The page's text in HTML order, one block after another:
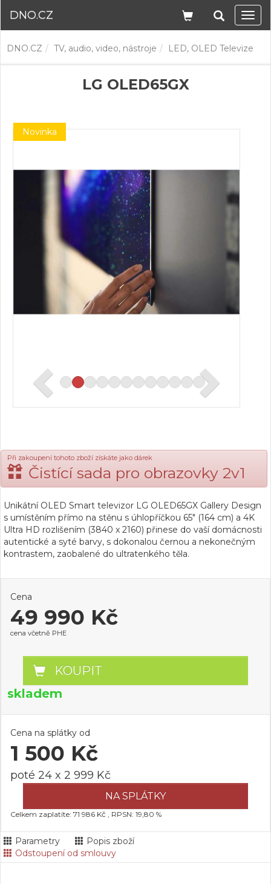
DNO.CZ
DNO.CZ TV, audio, video, nástroje LED, OLED Televize
LG OLED65GX
Novinka
Při zakoupení tohoto zboží získáte jako dárek
Čistící sada pro obrazovky 2v1
Unikátní OLED Smart televizor LG OLED65GX Gallery Design
s umístěním přímo na stěnu s úhlopříčkou 65" (164 cm) a 4K
Ultra HD rozlišením (3840 x 2160) přinese do vaší domácnosti
autentické a syté barvy, s dokonalou černou a nekonečným
kontrastem, zaobalené do ultratenkého těla.
Cena
49 990 Kč
cena včetně PHE
KOUPIT
skladem
Cena na splátky od
1 500 Kč
poté 24 x 2 999 Kč
NA SPLÁTKY
Celkem zaplatíte: 71 986 Kč , RPSN: 19,80 %
Parametry
Popis zboží
Odstoupení od smlouvy